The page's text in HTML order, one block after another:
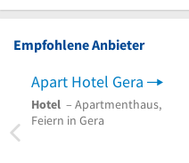
Empfohlene Anbieter
Apart Hotel Gera
Hotel – Apartmenthaus,
Feiern in Gera